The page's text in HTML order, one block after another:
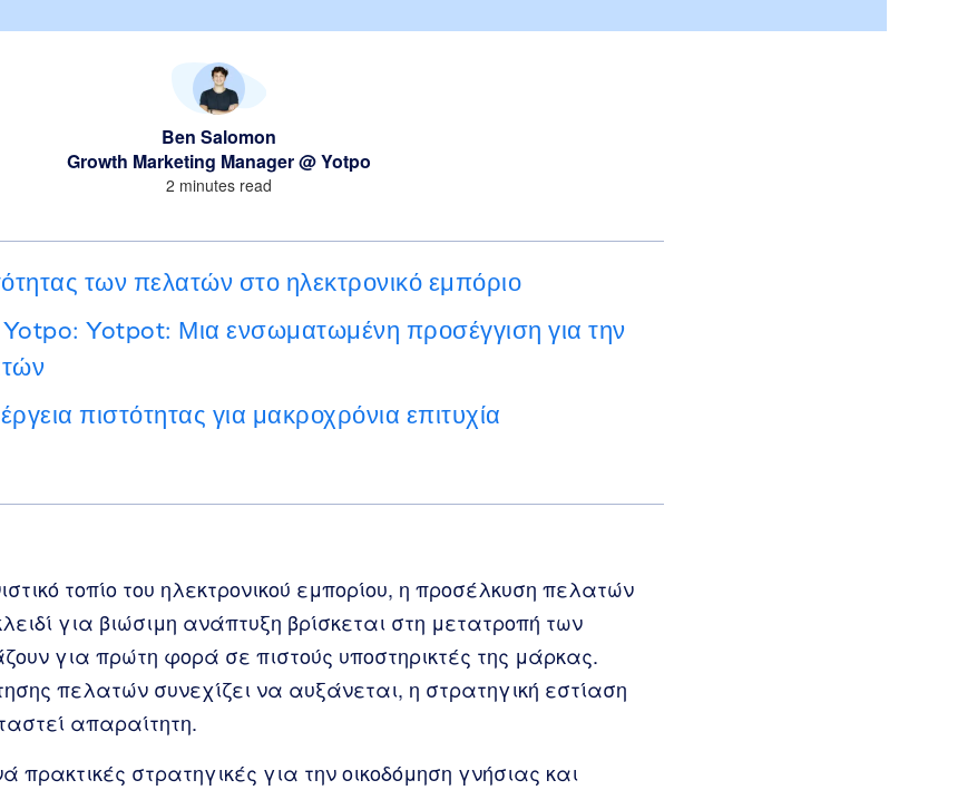
Ben Salomon
Growth Marketing Manager @ Yotpo
2 minutes read
των πελατών στο ηλεκτρονικό εμπόριο
Yotpo: Yotpot: Μια ενσωματωμένη προσέγγιση για την
πιστότητας για μακροχρόνια επιτυχία
τοπίο του ηλεκτρονικού εμπορίου, η προσέλκυση πελατών
για βιώσιμη ανάπτυξη βρίσκεται στη μετατροπή των
για πρώτη φορά σε πιστούς υποστηρικτές της μάρκας.
πελατών συνεχίζει να αυξάνεται, η στρατηγική εστίαση
απαραίτητη.
πρακτικές στρατηγικές για την οικοδόμηση γνήσιας και